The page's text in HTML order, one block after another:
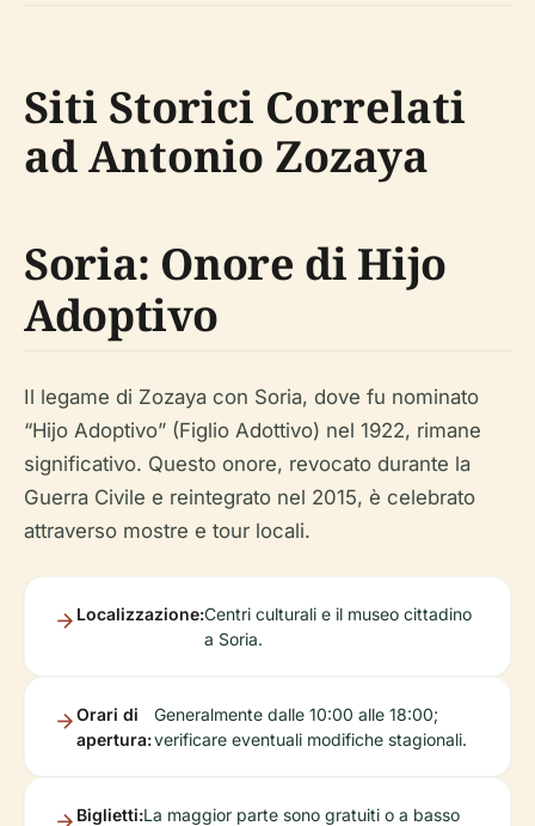
Siti Storici Correlati
ad Antonio Zozaya
Soria: Onore di Hijo
Adoptivo
Il legame di Zozaya con Soria, dove fu nominato
“Hijo Adoptivo” (Figlio Adottivo) nel 1922, rimane
significativo. Questo onore, revocato durante la
Guerra Civile e reintegrato nel 2015, è celebrato
attraverso mostre e tour locali.
Localizzazione:Centri culturali e il museo cittadino
a Soria.
Orari di
apertura:
Generalmente dalle 10:00 alle 18:00;
verificare eventuali modifiche stagionali.
Biglietti:La maggior parte sono gratuiti o a basso